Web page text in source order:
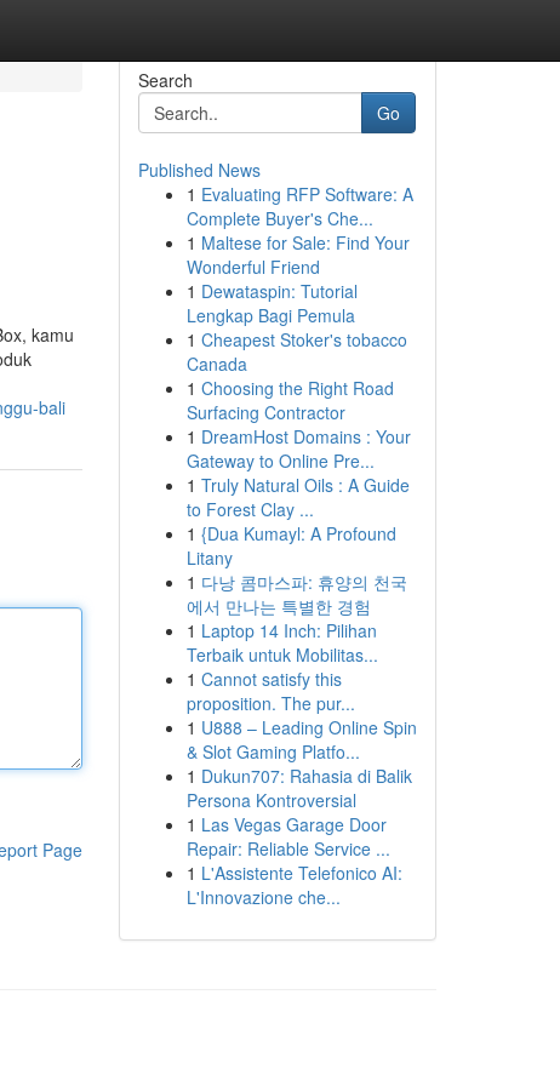
kamu
bali
Page
Search
Go
Published News
1 Evaluating RFP Software: A
Complete Buyer's Che...
1 Maltese for Sale: Find Your
Wonderful Friend
1 Dewataspin: Tutorial
Lengkap Bagi Pemula
1 Cheapest Stoker's tobacco
Canada
1 Choosing the Right Road
Surfacing Contractor
1 DreamHost Domains : Your
Gateway to Online Pre...
1 Truly Natural Oils : A Guide
to Forest Clay ...
1 {Dua Kumayl: A Profound
Litany
1 다낭 콤마스파: 휴양의 천국
에서 만나는 특별한 경험
1 Laptop 14 Inch: Pilihan
Terbaik untuk Mobilitas...
1 Cannot satisfy this
proposition. The pur...
1 U888 – Leading Online Spin
& Slot Gaming Platfo...
1 Dukun707: Rahasia di Balik
Persona Kontroversial
1 Las Vegas Garage Door
Repair: Reliable Service ...
1 L'Assistente Telefonico AI:
L'Innovazione che...